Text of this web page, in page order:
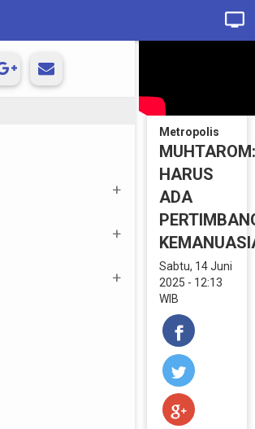
Metropolis
MUHTAROM:
HARUS
ADA
Sabtu, 14 Juni
2025 - 12:13
WIB